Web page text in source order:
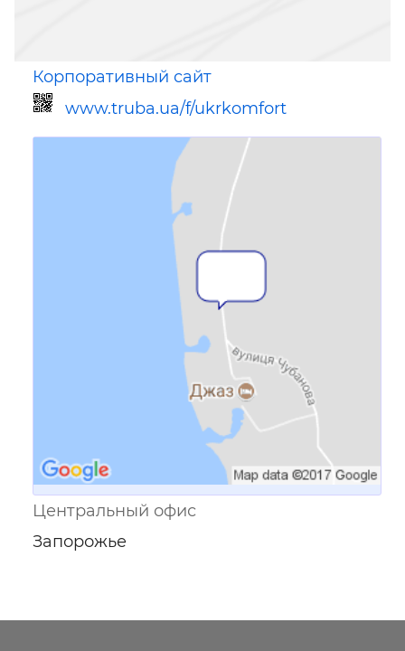
Корпоративный сайт
www.truba.ua/f/ukrkomfort
Ссылка для мобильных устройств
Центральный офис
Запорожье